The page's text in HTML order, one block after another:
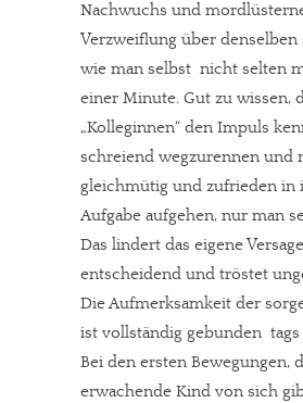
Nachwuchs und
Verzweiflung über denselben
wie man selbst  nicht selten
einer Minute. Gut zu wissen,
„Kolleginnen“ den Impuls
schreiend wegzurennen und
gleichmütig und zufrieden in
Aufgabe aufgehen, nur man
Das lindert das eigene
entscheidend und tröstet
Die Aufmerksamkeit der
ist vollständig gebunden 
Bei den ersten Bewegungen,
erwachende Kind von sich